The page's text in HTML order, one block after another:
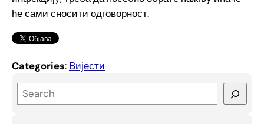
ће сами сносити одговорност.
Categories: Вијести
e